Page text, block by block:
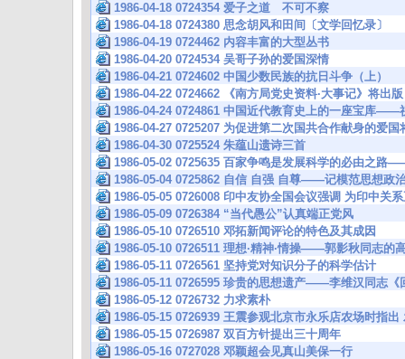
1986-04-18 0724354 爱子之道 不可不察
1986-04-18 0724380 思念胡风和田间〔文学回忆录〕
1986-04-19 0724462 内容丰富的大型丛书
1986-04-20 0724534 吴哥子孙的爱国深情
1986-04-21 0724602 中国少数民族的抗日斗争（上）
1986-04-22 0724662 《南方局党史资料·大事记》将出版
1986-04-24 0724861 中国近代教育史上的一座宝库——
1986-04-27 0725207 为促进第二次国共合作献身的爱
1986-04-30 0725524 朱蕴山遗诗三首
1986-05-02 0725635 百家争鸣是发展科学的必由之路
1986-05-04 0725862 自信 自强 自尊——记模范思想政
1986-05-05 0726008 印中友协全国会议强调 为印中关
1986-05-09 0726384 “当代愚公”认真端正党风
1986-05-10 0726510 邓拓新闻评论的特色及其成因
1986-05-10 0726511 理想·精神·情操——郭影秋同志的
1986-05-11 0726561 坚持党对知识分子的科学估计
1986-05-11 0726595 珍贵的思想遗产——李维汉同志《
1986-05-12 0726732 力求素朴
1986-05-15 0726939 王震参观北京市永乐店农场时指
1986-05-15 0726987 双百方针提出三十周年
1986-05-16 0727028 邓颖超会见真山美保一行